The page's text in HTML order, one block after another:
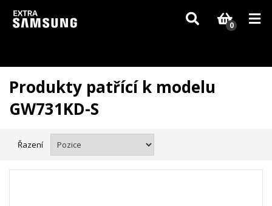
Vzhledem k aktuální situaci se může dodání dílů, které nejsou skladem,
zpozdit. Děkujeme za pochopení.
0
Produkty patřící k modelu
GW731KD-S
Řazení